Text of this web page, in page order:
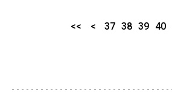
<< < 37 38 39 40